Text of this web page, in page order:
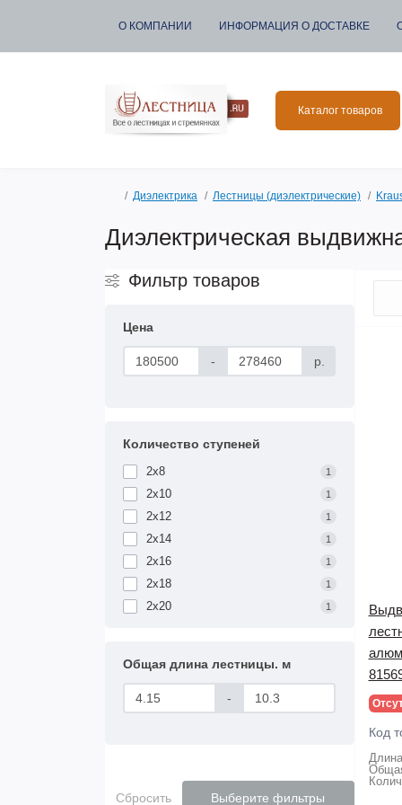
О КОМПАНИИ ИНФОРМАЦИЯ О ДОСТАВКЕ
Каталог товаров
Диэлектрика Лестницы (диэлектрические)
Диэлектрическая
Фильтр товаров
Цена
- р.
Количество ступеней
2х8 1
2х10 1
2х12 1
2х14 1
2х16 1
2х18 1
2х20 1
Общая длина лестницы. м
-
Сбросить Выберите фильтры
Код